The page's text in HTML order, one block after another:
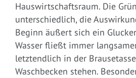
Hauswirtschaftsraum. Die
unterschiedlich, die
Beginn äußert sich ein
Wasser fließt immer
letztendlich in der
Waschbecken stehen.